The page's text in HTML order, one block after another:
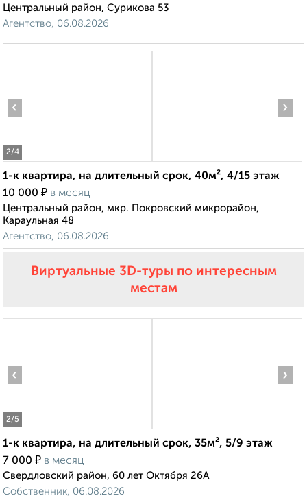
Центральный район, Сурикова 53
Агентство, 06.08.2026
2/4
‹ ›
1-к квартира, на длительный срок, 40м², 4/15 этаж
10 000 ₽ в месяц
Центральный район, мкр. Покровский микрорайон,
Караульная 48
Агентство, 06.08.2026
Виртуальные 3D-туры по интересным
местам
2/5
‹ ›
1-к квартира, на длительный срок, 35м², 5/9 этаж
7 000 ₽ в месяц
Свердловский район, 60 лет Октября 26А
Собственник, 06.08.2026